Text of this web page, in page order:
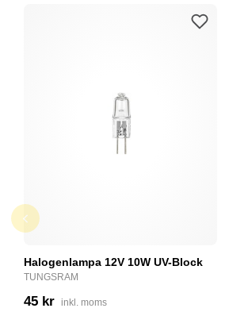
Halogenlampa 12V 10W UV-Block
TUNGSRAM
45 kr inkl. moms